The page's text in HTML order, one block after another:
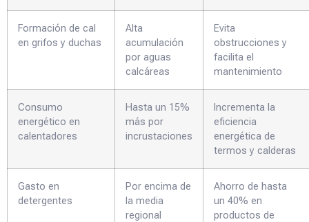
Formación de cal
en grifos y duchas
Alta
acumulación
por aguas
calcáreas
Evita
obstrucciones y
facilita el
mantenimiento
Consumo
energético en
calentadores
Hasta un 15%
más por
incrustaciones
Incrementa la
eficiencia
energética de
termos y calderas
Gasto en
detergentes
Por encima de
la media
regional
Ahorro de hasta
un 40% en
productos de